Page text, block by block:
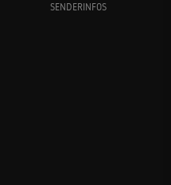
SENDERINFOS